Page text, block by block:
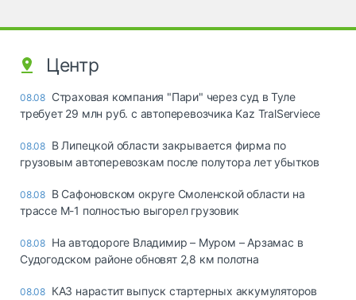
Центр
08.08 Страховая компания "Пари" через суд в Туле
требует 29 млн руб. с автоперевозчика Kaz TralServiece
08.08 В Липецкой области закрывается фирма по
грузовым автоперевозкам после полутора лет убытков
08.08 В Сафоновском округе Смоленской области на
трассе М-1 полностью выгорел грузовик
08.08 На автодороге Владимир – Муром – Арзамас в
Судогодском районе обновят 2,8 км полотна
08.08 КАЗ нарастит выпуск стартерных аккумуляторов